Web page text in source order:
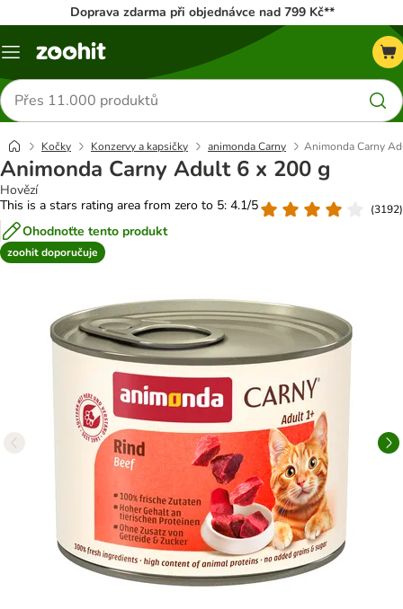
Doprava zdarma při objednávce nad 799 Kč**
Menu
Hledat
produkty
Kočky Konzervy a kapsičky animonda Carny Animonda Carny
Animonda Carny Adult 6 x 200 g
Hovězí
This is a stars rating area from zero to 5: 4.1/5
(3192)
Ohodnoťte tento produkt
zoohit doporučuje